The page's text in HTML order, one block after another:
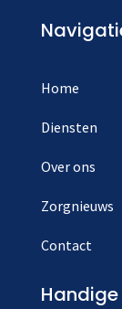
Home
Diensten
Over ons
Zorgnieuws
Contact
Handige